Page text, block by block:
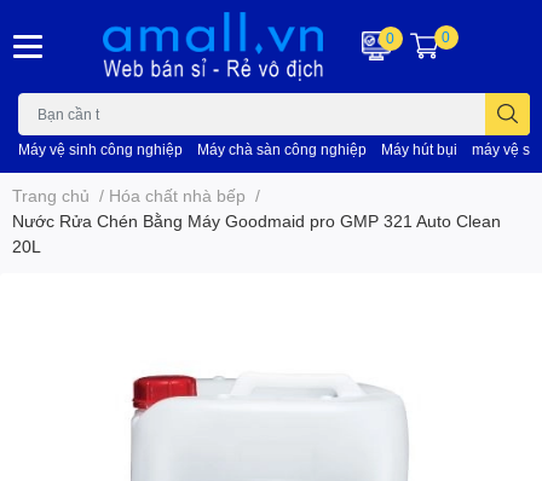
Máy vệ sinh công nghiệp Máy chà sàn công nghiệp Máy hút bụi máy vệ
0 0
Trang chủ / Hóa chất nhà bếp /
Nước Rửa Chén Bằng Máy Goodmaid pro GMP 321 Auto Clean
20L